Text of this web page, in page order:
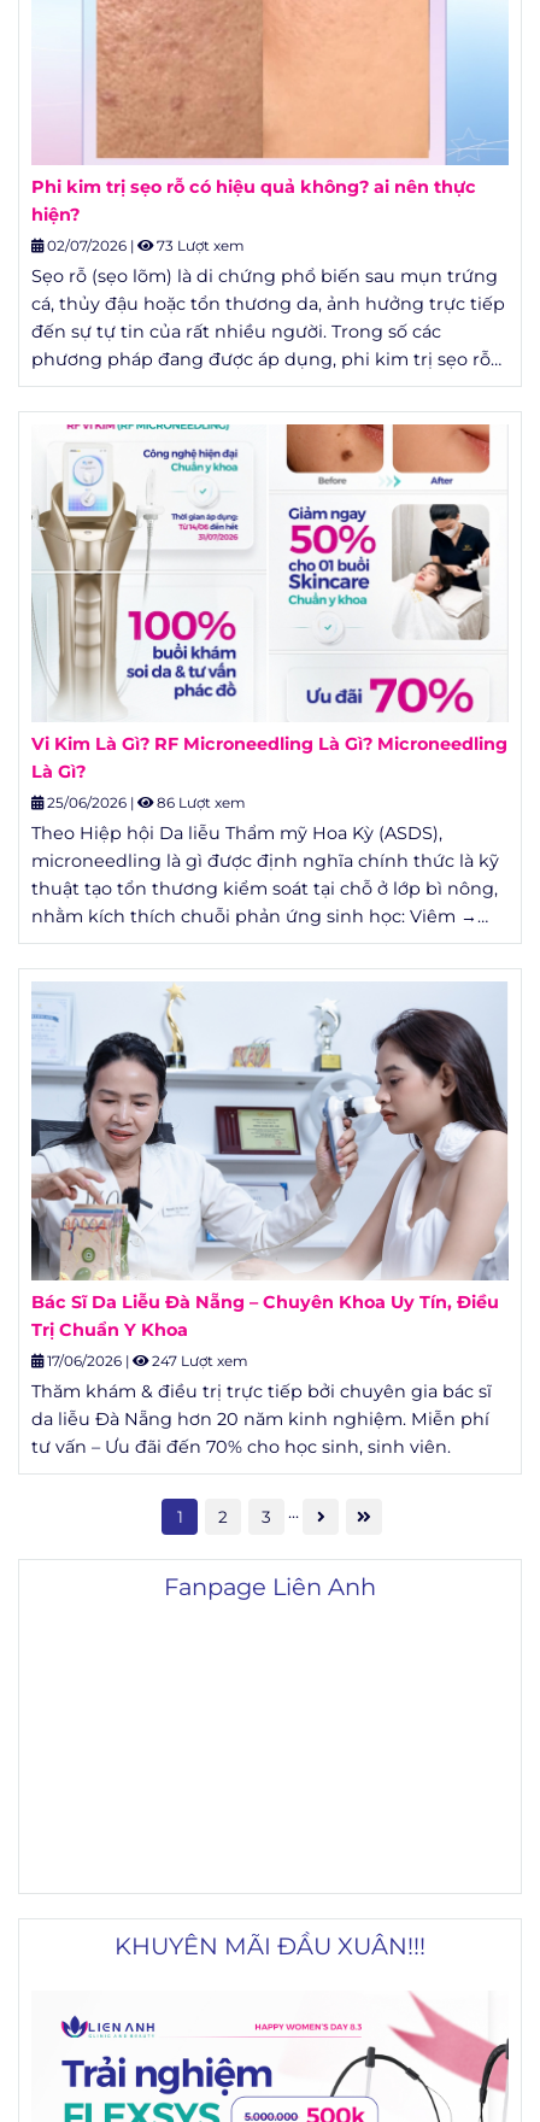
Phi kim trị sẹo rỗ có hiệu quả không? ai nên thực
hiện?
02/07/2026 | 73 Lượt xem
Sẹo rỗ (sẹo lõm) là di chứng phổ biến sau mụn trứng
cá, thủy đậu hoặc tổn thương da, ảnh hưởng trực tiếp
đến sự tự tin của rất nhiều người. Trong số các
phương pháp đang được áp dụng, phi kim trị sẹo rỗ
được nhắc đến nhiều nhất nhờ tính ít xâm lấn và chi
phí hợp lý. Nhưng phi kim có thật sự hiệu quả như lời
quảng cáo, hay chỉ là một "trend" làm đẹp? Bài viết
này tổng hợp số liệu từ các nghiên cứu da liễu đã
công bố để bạn có cái nhìn khách quan trước khi
quyết định.
Vi Kim Là Gì? RF Microneedling Là Gì? Microneedling
Là Gì?
25/06/2026 | 86 Lượt xem
Theo Hiệp hội Da liễu Thẩm mỹ Hoa Kỳ (ASDS),
microneedling là gì được định nghĩa chính thức là kỹ
thuật tạo tổn thương kiểm soát tại chỗ ở lớp bì nông,
nhằm kích thích chuỗi phản ứng sinh học: Viêm →
Tăng sinh → Tái cấu trúc (Inflammation – Proliferation
– Remodeling) để cơ thể tự tái tạo da từ bên trong.
Bác Sĩ Da Liễu Đà Nẵng – Chuyên Khoa Uy Tín, Điều
Trị Chuẩn Y Khoa
17/06/2026 | 247 Lượt xem
Thăm khám & điều trị trực tiếp bởi chuyên gia bác sĩ
da liễu Đà Nẵng hơn 20 năm kinh nghiệm. Miễn phí
tư vấn – Ưu đãi đến 70% cho học sinh, sinh viên.
1 2 3 ...
Fanpage Liên Anh
KHUYÊN MÃI ĐẦU XUÂN!!!